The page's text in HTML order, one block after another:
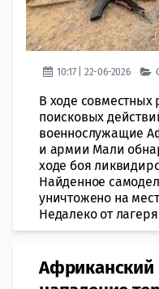
10:17 | 22-06-2026
В ходе совместных
поисковых
военнослужащие
и армии Мали
ходе боя
Найденное
уничтожено на
Недалеко от
Африканский